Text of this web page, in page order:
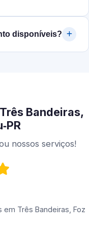
disponíveis?
Bandeiras,
nossos serviços!
em Três Bandeiras, Foz